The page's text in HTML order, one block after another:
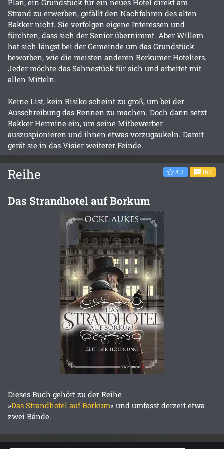
Strand zu erwerben, gefällt den Nachfahren des alten
Bakker nicht. Sie verfolgen eigene Interessen und
fürchten, dass sich der Senior übernimmt. Aber Willem
hat sich längst bei der Gemeinde um das Grundstück
beworben, wie die meisten anderen Borkumer Hoteliers.
Jeder möchte das Sahnestück für sich und arbeitet mit
allen Mitteln.
Keine List, kein Risiko scheint zu groß, um bei der
Ausschreibung das Rennen zu machen. Doch dann setzt
Bakker Hermine ein, um seine Mitbewerber
auszuspionieren und ihnen etwas vorzugaukeln. Damit
gerät sie in das Visier weiterer Feinde.
Reihe 4.3 162
Das Strandhotel auf Borkum
Dieses Buch gehört zu der Reihe
»Das Strandhotel auf Borkum« und umfasst derzeit etwa
zwei Bände.